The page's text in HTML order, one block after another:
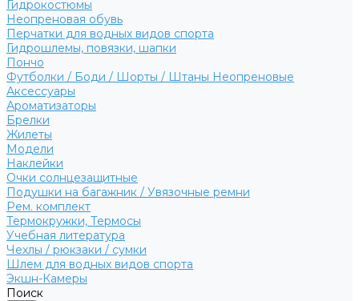
Гидрокостюмы
Неопреновая обувь
Перчатки для водных видов спорта
Гидрошлемы, повязки, шапки
Пончо
Футболки / Боди / Шорты / Штаны Неопреновые
Аксессуары
Ароматизаторы
Брелки
Жилеты
Модели
Наклейки
Очки солнцезащитные
Подушки на багажник / Увязочные ремни
Рем. комплект
Термокружки, Термосы
Учебная литература
Чехлы / рюкзаки / сумки
Шлем для водных видов спорта
Экшн-Камеры
Поиск